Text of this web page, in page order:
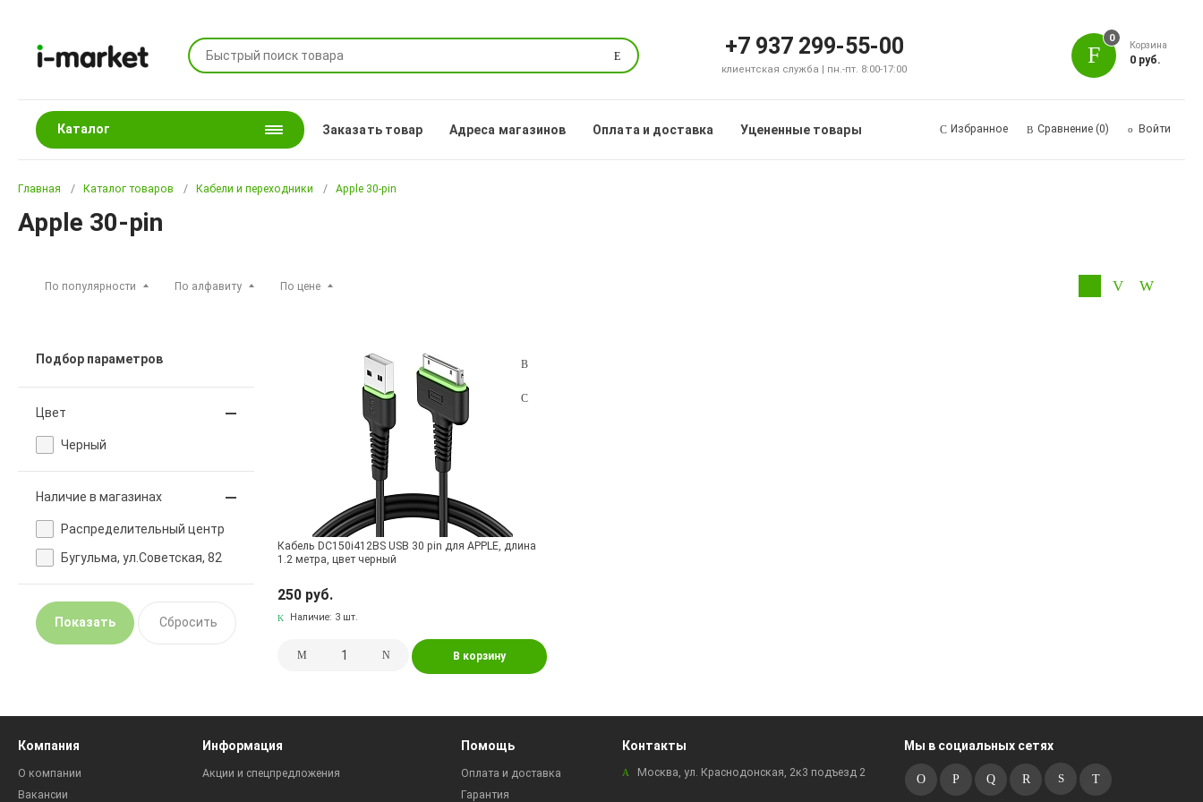
Поиск +7 937 299-55-00
клиентская служба | пн.-пт. 8:00-17:00
0
Корзина
0 руб.
Каталог Заказать товар Адреса магазинов Оплата и доставка Уцененные товары Избранное Сравнение (0) Войти
Главная Каталог товаров Кабели и переходники Apple 30-pin
Apple 30-pin
По популярности По алфавиту По цене
Подбор параметров
Цвет
Черный
Наличие в магазинах
Pаспределительный центр
Бугульма, ул.Советская, 82
Кабель DC150i412BS USB 30 pin для APPLE, длина
1.2 метра, цвет черный
250 руб.
Наличие: 3 шт.
В корзину
Компания
О компании
Вакансии
Информация
Акции и спецпредложения
Помощь
Оплата и доставка
Гарантия
Контакты
Москва, ул. Краснодонская, 2к3 подъезд 2
Мы в социальных сетях